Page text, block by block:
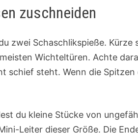
zuschneiden
zwei Schaschlikspieße.
Wichteltüren. Achte
schief steht. Wenn die
du kleine Stücke von
Leiter dieser Größe. Die